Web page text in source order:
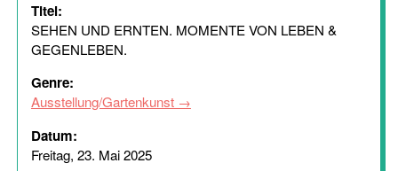
Titel:
SEHEN UND ERNTEN. MOMENTE VON LEBEN &
GEGENLEBEN.
Genre:
Ausstellung/Gartenkunst
Datum:
Freitag, 23. Mai 2025